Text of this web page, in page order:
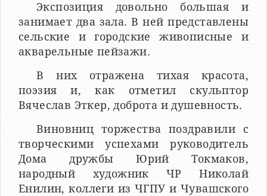
Экспозиция довольно большая и
занимает два зала. В ней представлены
сельские и городские живописные и
акварельные пейзажи.
В них отражена тихая красота,
поэзия и, как отметил скульптор
Вячеслав Эткер, доброта и душевность.
Виновниц торжества поздравили с
творческими успехами руководитель
Дома дружбы Юрий Токмаков,
народный художник ЧР Николай
Енилин, коллеги из ЧГПУ и Чувашского